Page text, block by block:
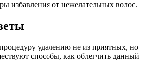
избавления от нежелательных волос.
удалению не из приятных, но
способы, как облегчить данный